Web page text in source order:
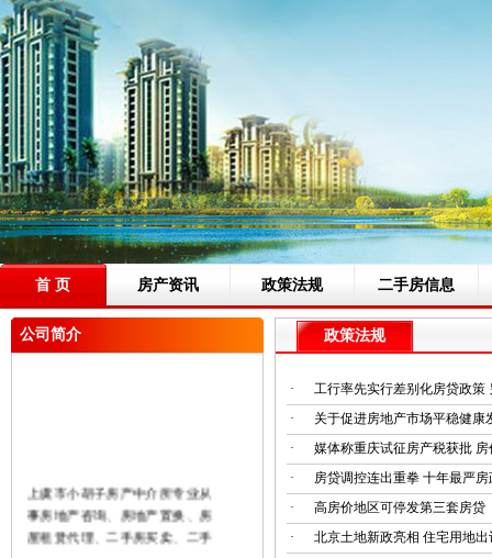
首 页 房产资讯 政策法规 二手房信息
公司简介
上虞市小胡子房产中介所专业从
事房地产咨询、房地产置换、房
屋租赁代理、二手房买卖、二手
政策法规
·
工行率先实行差别化房贷政策
·
关于促进房地产市场平稳健康
·
媒体称重庆试征房产税获批
·
房贷调控连出重拳 十年最严
·
高房价地区可停发第三套房贷
·
北京土地新政亮相 住宅用地